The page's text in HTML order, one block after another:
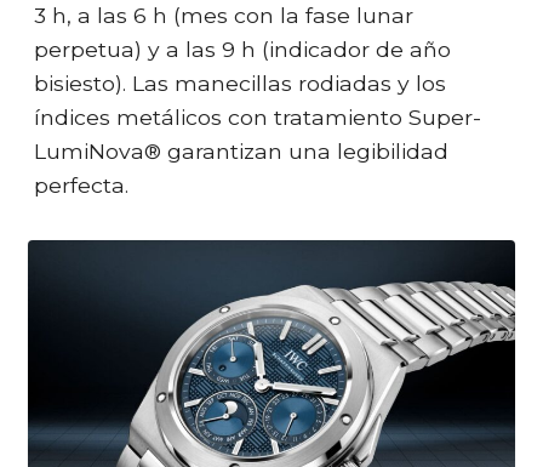
3 h, a las 6 h (mes con la fase lunar
perpetua) y a las 9 h (indicador de año
bisiesto). Las manecillas rodiadas y los
índices metálicos con tratamiento Super-
LumiNova® garantizan una legibilidad
perfecta.